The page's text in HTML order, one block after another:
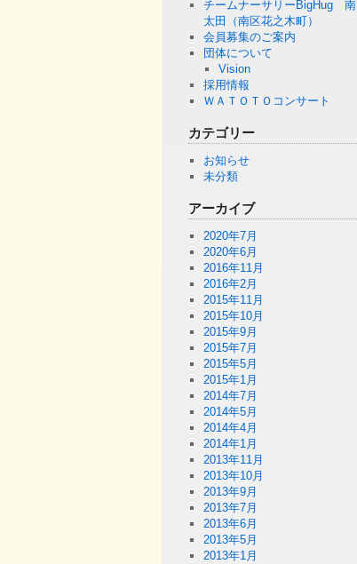
チームナーサリーBigHug 南
太田（南区花之木町）
会員募集のご案内
団体について
Vision
採用情報
ＷＡＴＯＴＯコンサート
カテゴリー
お知らせ
未分類
アーカイブ
2020年7月
2020年6月
2016年11月
2016年2月
2015年11月
2015年10月
2015年9月
2015年7月
2015年5月
2015年1月
2014年7月
2014年5月
2014年4月
2014年1月
2013年11月
2013年10月
2013年9月
2013年7月
2013年6月
2013年5月
2013年1月